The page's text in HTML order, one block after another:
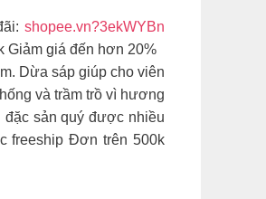
shopee.vn?3ekWYBn
Giảm giá đến hơn 20%
Dừa sáp giúp cho viên
và trầm trồ vì hương
sản quý được nhiều
freeship Đơn trên 500k